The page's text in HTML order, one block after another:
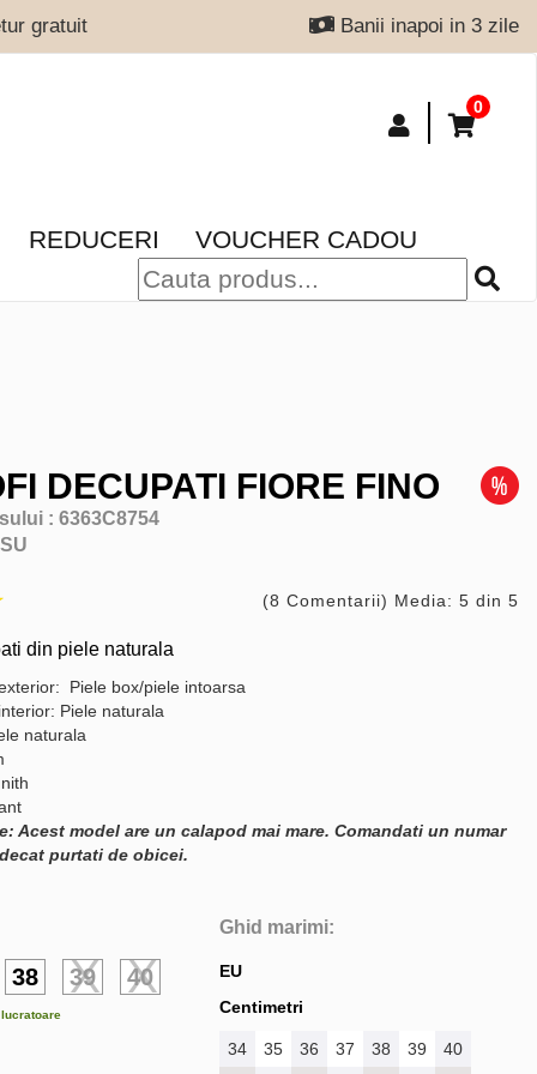
gratuit Banii inapoi in 3 zile
0
REDUCERI VOUCHER CADOU
DECUPATI FIORE FINO
: 6363C8754
(8 Comentarii) Media: 5 din 5
din piele naturala
Piele box/piele intoarsa
Piele naturala
naturala
Acest model are un calapod mai mare. Comandati un numar
purtati de obicei.
38 39 40
Ghid marimi:
EU
Centimetri
34 35 36 37 38 39 40